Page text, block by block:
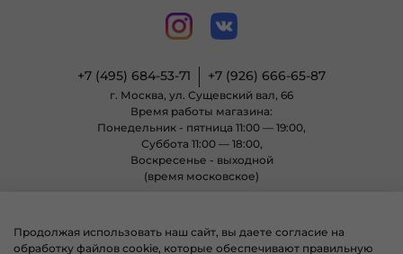
+7 (495) 684-53-71 +7 (926) 666-65-87
г. Москва, ул. Сущевский вал, 66
Время работы магазина:
Понедельник - пятница 11:00 — 19:00,
Суббота 11:00 — 18:00,
Воскресенье - выходной
(время московское)
© 2004 - 2025 Магазин неформальной одежды «Позитиф» все права
Продолжая использовать наш сайт, вы даете согласие на
обработку файлов cookie, которые обеспечивают правильную